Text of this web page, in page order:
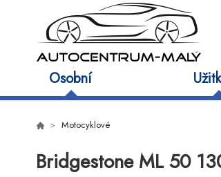
Osobní
Motocyklové
Bridgestone ML 50